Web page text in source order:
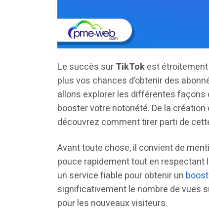
Le succès surTikTokest
plus vos chances d’obtenir des
allons explorer les différentes façons
booster votre notoriété. De la
découvrez comment tirer parti de
Avant toute chose, il convient de
pouce rapidement tout en
un service fiable pour obtenir un
significativement le nombre de vues
pour les nouveaux visiteurs.